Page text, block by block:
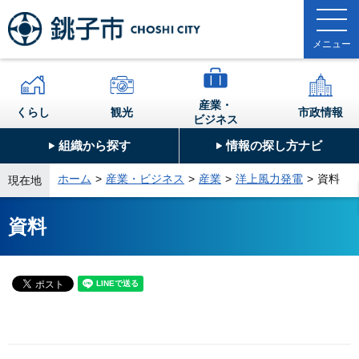
組織から探す 情報の探し方ナビ
くらし 観光
産業・
ビジネス
市政情報
現在地 ホーム 産業・ビジネス 産業 洋上風力発電 資料
資料